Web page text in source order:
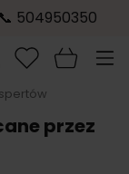
504950350
przez